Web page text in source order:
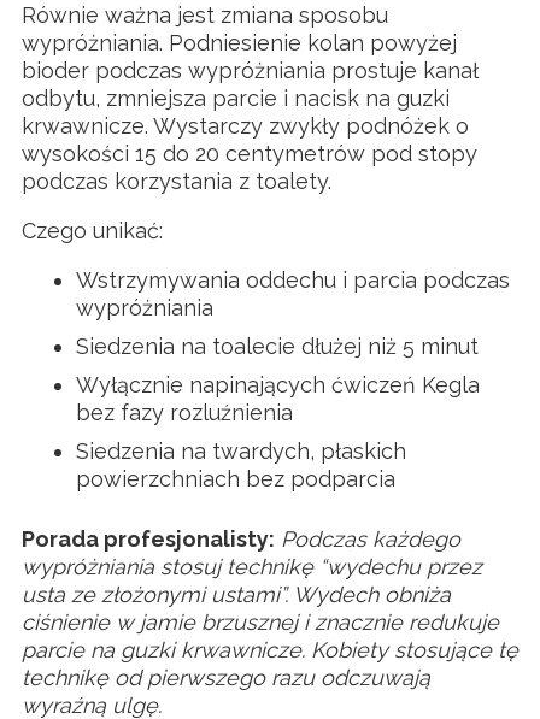
Równie ważna jest zmiana sposobu
wypróżniania. Podniesienie kolan powyżej
bioder podczas wypróżniania prostuje kanał
odbytu, zmniejsza parcie i nacisk na guzki
krwawnicze. Wystarczy zwykły podnóżek o
wysokości 15 do 20 centymetrów pod stopy
podczas korzystania z toalety.
Czego unikać:
Wstrzymywania oddechu i parcia podczas
wypróżniania
Siedzenia na toalecie dłużej niż 5 minut
Wyłącznie napinających ćwiczeń Kegla
bez fazy rozluźnienia
Siedzenia na twardych, płaskich
powierzchniach bez podparcia
Porada profesjonalisty: Podczas każdego
wypróżniania stosuj technikę “wydechu przez
usta ze złożonymi ustami”. Wydech obniża
ciśnienie w jamie brzusznej i znacznie redukuje
parcie na guzki krwawnicze. Kobiety stosujące tę
technikę od pierwszego razu odczuwają
wyraźną ulgę.